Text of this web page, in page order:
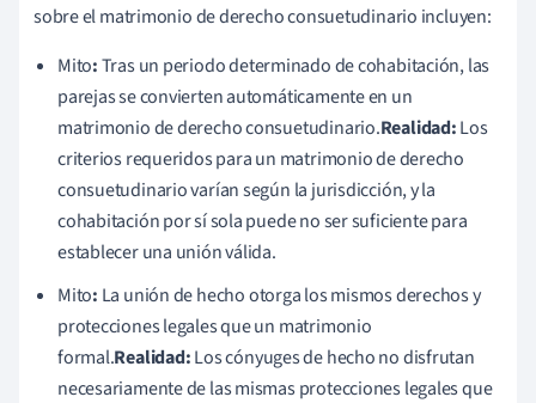
sobre el matrimonio de derecho consuetudinario incluyen:
Mito:Tras un periodo determinado de cohabitación, las
parejas se convierten automáticamente en un
matrimonio de derecho consuetudinario.Realidad:Los
criterios requeridos para un matrimonio de derecho
consuetudinario varían según la jurisdicción, y la
cohabitación por sí sola puede no ser suficiente para
establecer una unión válida.
Mito: La unión de hecho otorga los mismos derechos y
protecciones legales que un matrimonio
formal.Realidad:Los cónyuges de hecho no disfrutan
necesariamente de las mismas protecciones legales que